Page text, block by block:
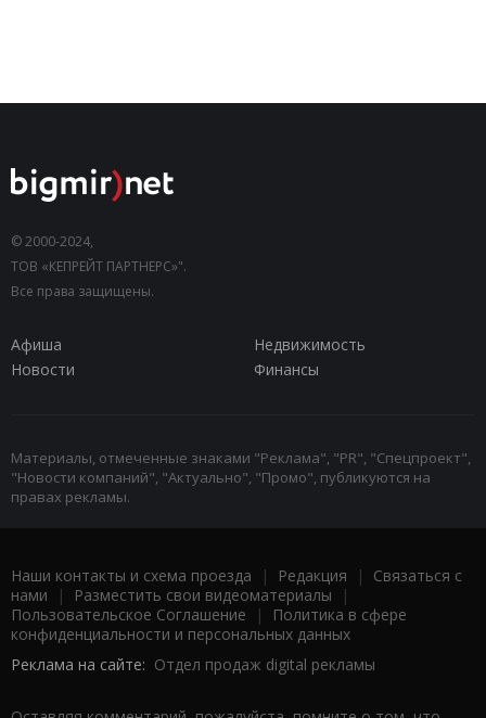
© 2000-2024,
ТОВ «КЕПРЕЙТ ПАРТНЕРС»".
Все права защищены.
Афиша
Недвижимость
Новости
Финансы
Материалы, отмеченные знаками "Реклама", "PR", "Спецпроект",
"Новости компаний", "Актуально", "Промо", публикуются на
правах рекламы.
Наши контакты и схема проезда | Редакция | Связаться с
нами | Разместить свои видеоматериалы |
Пользовательское Соглашение |
Политика в сфере
конфиденциальности и персональных данных
Реклама на сайте: Отдел продаж digital рекламы